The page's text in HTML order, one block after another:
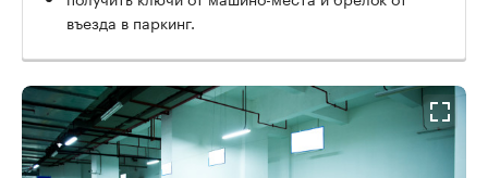
въезда в паркинг.